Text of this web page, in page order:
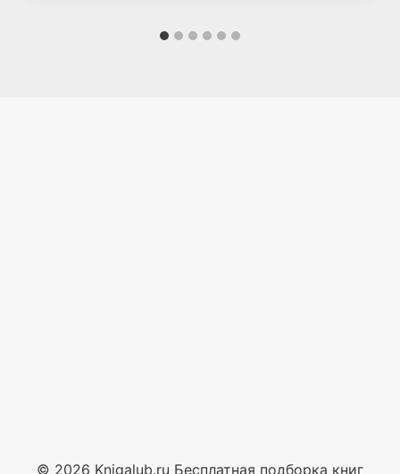
© 2026 Knigalub.ru Бесплатная подборка книг